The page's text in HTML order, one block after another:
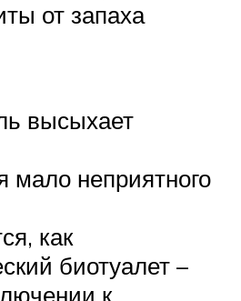
от запаха
высыхает
мало неприятного
как
биотуалет –
к